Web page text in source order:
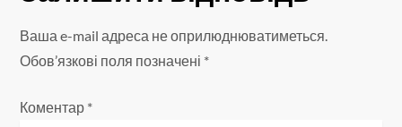
ц
і
я
Ваша e-mail адреса не оприлюднюватиметься.
Обов’язкові поля позначені *
Коментар *